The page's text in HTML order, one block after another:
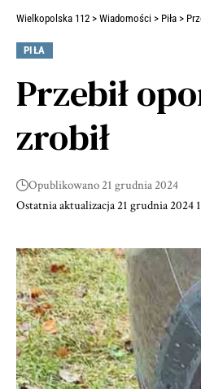
Wielkopolska 112 > Wiadomości > Piła >
PIŁA
Przebił
zrobił
Ostatnia aktualizacja 21 grudnia 2024
Opublikowano 21 grudnia 2024